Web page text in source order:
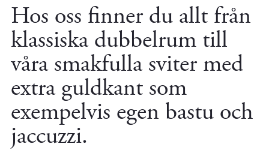
Hos oss finner du allt från
klassiska dubbelrum till
våra smakfulla sviter med
extra guldkant som
exempelvis egen bastu och
jaccuzzi.